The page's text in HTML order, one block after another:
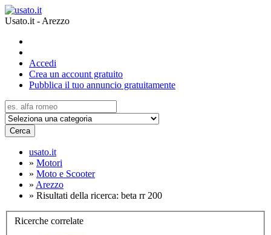
Usato.it - Arezzo
Accedi
Crea un account gratuito
Pubblica il tuo annuncio gratuitamente
Cerca
usato.it
» Motori
» Moto e Scooter
» Arezzo
» Risultati della ricerca: beta rr 200
Ricerche correlate